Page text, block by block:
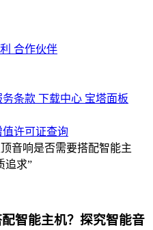
合作伙伴
务条款 下载中心 宝塔面板
值许可证查询
音响是否需要搭配智能主
追求”
智能主机？探究智能音